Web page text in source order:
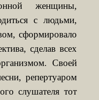
женщины,
с людьми,
сформировало
сделав всех
Своей
репертуаром
слушателя тот